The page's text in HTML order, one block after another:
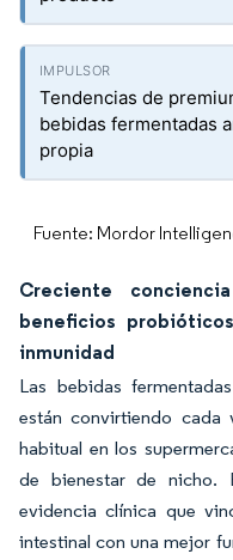
Tendencias de
bebidas fermentadas
propia
Fuente: Mordor
Creciente
beneficios
inmunidad
Las bebidas
están convirtiendo cada
habitual en los
de bienestar de nicho.
evidencia clínica que
intestinal con una mejor